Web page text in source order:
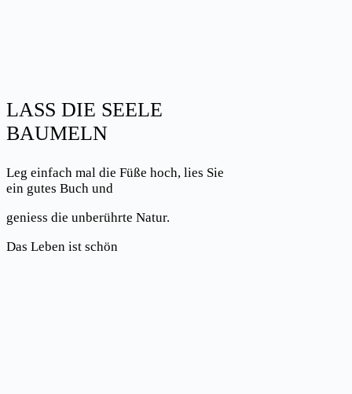
LASS DIE SEELE
BAUMELN
Leg einfach mal die Füße hoch, lies Sie
ein gutes Buch und
geniess die unberührte Natur.
Das Leben ist schön